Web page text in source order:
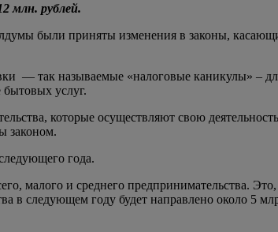
млн. рублей.
были приняты изменения в законы,
— так называемые «налоговые каникулы» –
услуг.
которые осуществляют свою
законом.
года.
малого и среднего предпринимательства.
в следующем году будет направлено около 5